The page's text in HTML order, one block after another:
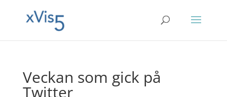
Veckan som gick på
Twitter